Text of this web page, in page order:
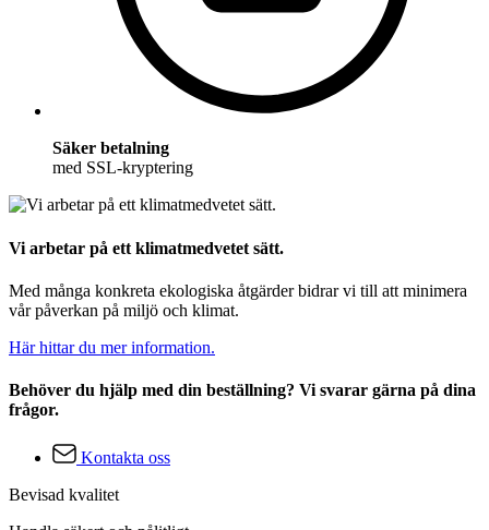
Säker betalning
med SSL-kryptering
Vi arbetar på ett klimatmedvetet sätt.
Med många konkreta ekologiska åtgärder bidrar vi till att minimera
vår påverkan på miljö och klimat.
Här hittar du mer information.
Behöver du hjälp med din beställning? Vi svarar gärna på dina
frågor.
Kontakta oss
Bevisad kvalitet